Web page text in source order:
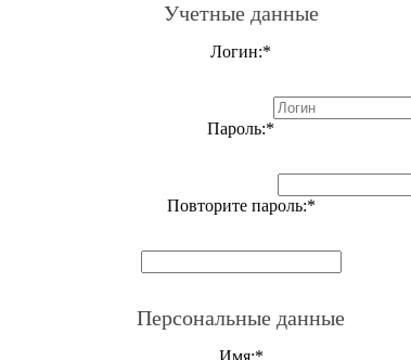
Учетные данные
Логин:*
Пароль:*
Повторите пароль:*
Персональные данные